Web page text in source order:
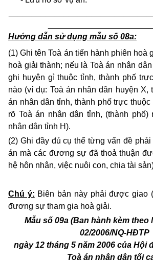
Hướng dẫn sử dụng mẫu số 08a:
(1) Ghi tên Toà án tiến hành phiên hoà
hoà giải thành; nếu là Toà án nhân
ghi huyện gì thuộc tỉnh, thành phố
nào (ví dụ: Toà án nhân dân huyện X,
án nhân dân tỉnh, thành phố trực
rõ Toà án nhân dân tỉnh, (thành phố)
nhân dân tỉnh H).
(2) Ghi đầy đủ cụ thể từng vấn đề
án mà các đương sự đã thoả thuận
hệ hôn nhân, việc nuôi con, chia tài
Chú ý: Biên bản này phải được giao
đương sự tham gia hoà giải.
Mẫu số 09a (Ban hành kèm theo
02/2006/NQ-HĐTP
ngày 12 tháng 5 năm 2006 của Hội
Toà án nhân dân tối